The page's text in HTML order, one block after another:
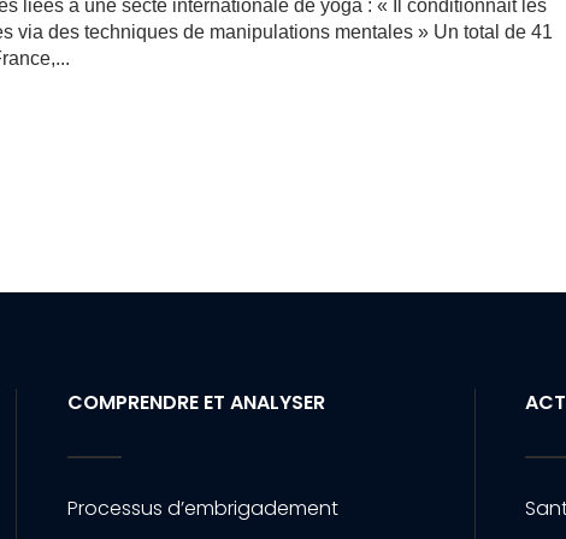
liées à une secte internationale de yoga : « Il conditionnait les
via des techniques de manipulations mentales » Un total de 41
COMPRENDRE ET ANALYSER
Processus d’embrigadement